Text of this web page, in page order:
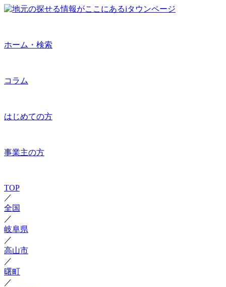
ホーム・検索
コラム
はじめての方
事業主の方
TOP
／
全国
／
岐阜県
／
高山市
／
曙町
／